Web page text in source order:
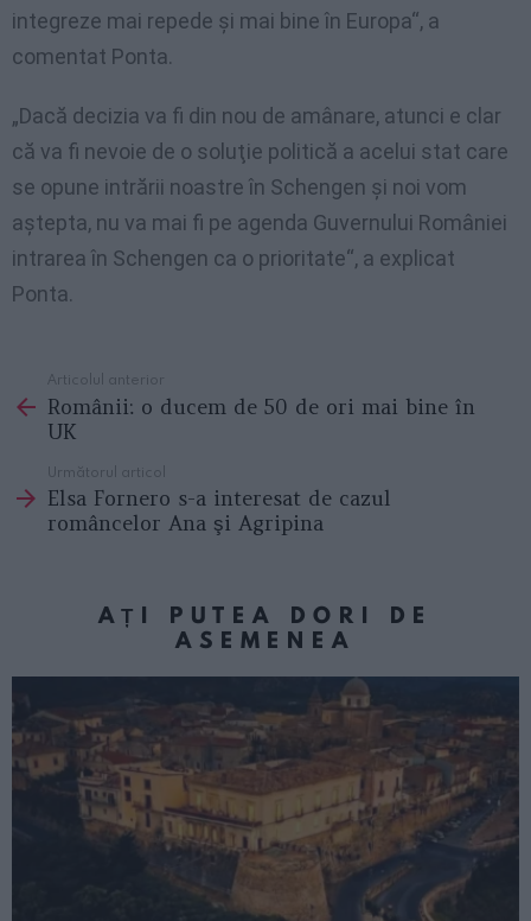
integreze mai repede şi mai bine în Europa“, a
comentat Ponta.
„Dacă decizia va fi din nou de amânare, atunci e clar
că va fi nevoie de o soluţie politică a acelui stat care
se opune intrării noastre în Schengen şi noi vom
aştepta, nu va mai fi pe agenda Guvernului României
intrarea în Schengen ca o prioritate“, a explicat
Ponta.
more
Articolul anterior
Românii: o ducem de 50 de ori mai bine în
UK
Următorul articol
Elsa Fornero s-a interesat de cazul
româncelor Ana şi Agripina
AȚI PUTEA DORI DE
ASEMENEA